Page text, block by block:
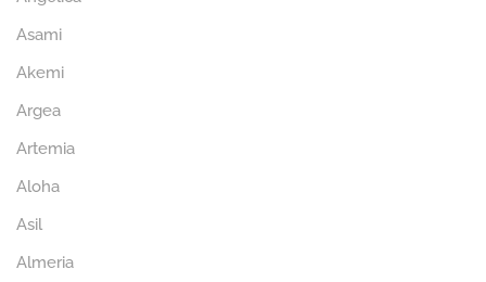
Asami
Akemi
Argea
Artemia
Aloha
Asil
Almeria